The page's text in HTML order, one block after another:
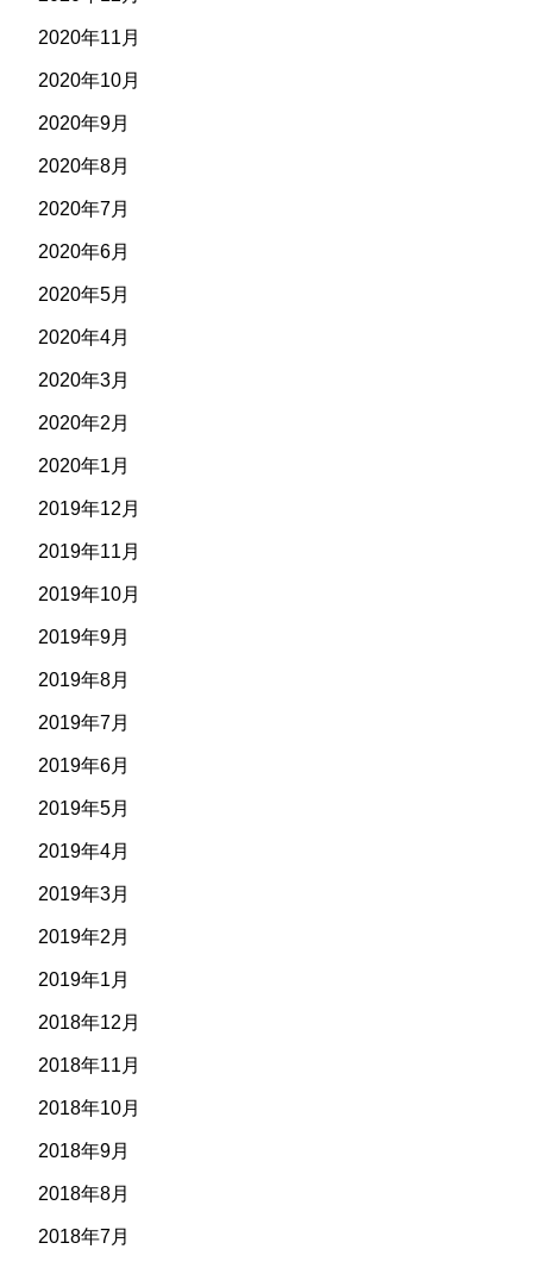
2020年11月
2020年10月
2020年9月
2020年8月
2020年7月
2020年6月
2020年5月
2020年4月
2020年3月
2020年2月
2020年1月
2019年12月
2019年11月
2019年10月
2019年9月
2019年8月
2019年7月
2019年6月
2019年5月
2019年4月
2019年3月
2019年2月
2019年1月
2018年12月
2018年11月
2018年10月
2018年9月
2018年8月
2018年7月